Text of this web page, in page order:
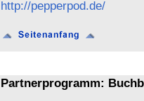
http://pepperpod.de/
Partnerprogramm: